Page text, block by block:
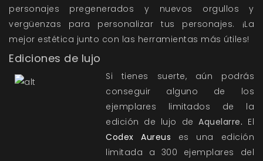
personajes pregenerados y nuevos orgullos y
vergüenzas para personalizar tus personajes. ¡La
mejor estética junto con las herramientas más útiles!
Ediciones de lujo
Si tienes suerte, aún podrás
conseguir alguno de los
ejemplares limitados de la
edición de lujo deAquelarre. El
Codex Aureus es una edición
limitada a 300 ejemplares del